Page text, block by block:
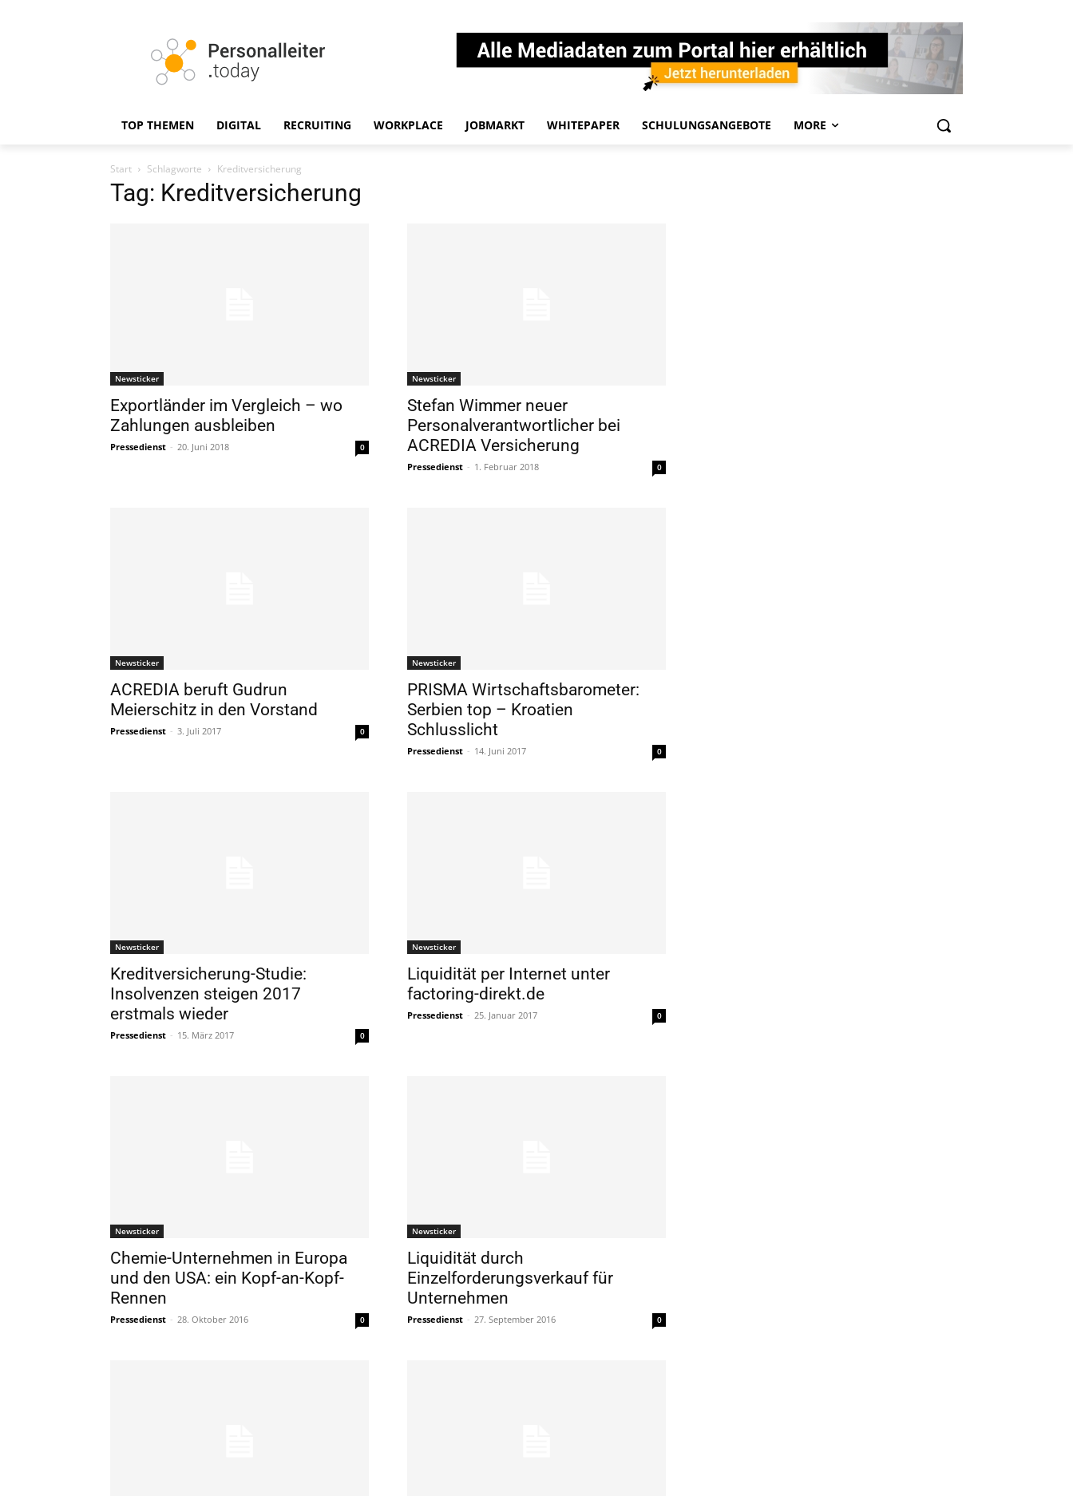
TOP THEMEN DIGITAL RECRUITING WORKPLACE JOBMARKT WHITEPAPER SCHULUNGSANGEBOTE MORE
Start Schlagworte Kreditversicherung
Tag: Kreditversicherung
Newsticker
Exportländer im Vergleich – wo
Zahlungen ausbleiben
Pressedienst - 20. Juni 2018 0
Newsticker
Stefan Wimmer neuer
Personalverantwortlicher bei
ACREDIA Versicherung
Pressedienst - 1. Februar 2018 0
Newsticker
ACREDIA beruft Gudrun
Meierschitz in den Vorstand
Pressedienst - 3. Juli 2017 0
Newsticker
PRISMA Wirtschaftsbarometer:
Serbien top – Kroatien
Schlusslicht
Pressedienst - 14. Juni 2017 0
Newsticker
Kreditversicherung-Studie:
Insolvenzen steigen 2017
erstmals wieder
Pressedienst - 15. März 2017 0
Newsticker
Liquidität per Internet unter
factoring-direkt.de
Pressedienst - 25. Januar 2017 0
Newsticker
Chemie-Unternehmen in Europa
und den USA: ein Kopf-an-Kopf-
Rennen
Pressedienst - 28. Oktober 2016 0
Newsticker
Liquidität durch
Einzelforderungsverkauf für
Unternehmen
Pressedienst - 27. September 2016 0